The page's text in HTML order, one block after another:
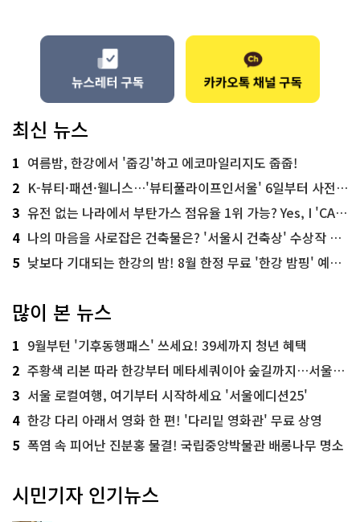
최신 뉴스
1 여름밤, 한강에서 '줍깅'하고 에코마일리지도 줍줍!
2 K-뷰티·패션·웰니스…'뷰티풀라이프인서울' 6일부터 사전 예약
3 유전 없는 나라에서 부탄가스 점유율 1위 가능? Yes, I 'CAN'
4 나의 마음을 사로잡은 건축물은? '서울시 건축상' 수상작 공개!
5 낮보다 기대되는 한강의 밤! 8월 한정 무료 '한강 밤핑' 예약은?
많이 본 뉴스
1 9월부턴 '기후동행패스' 쓰세요! 39세까지 청년 혜택
2 주황색 리본 따라 한강부터 메타세쿼이아 숲길까지…서울둘레길 15코스
3 서울 로컬여행, 여기부터 시작하세요 '서울에디션25'
4 한강 다리 아래서 영화 한 편! '다리밑 영화관' 무료 상영
5 폭염 속 피어난 진분홍 물결! 국립중앙박물관 배롱나무 명소
시민기자 인기뉴스